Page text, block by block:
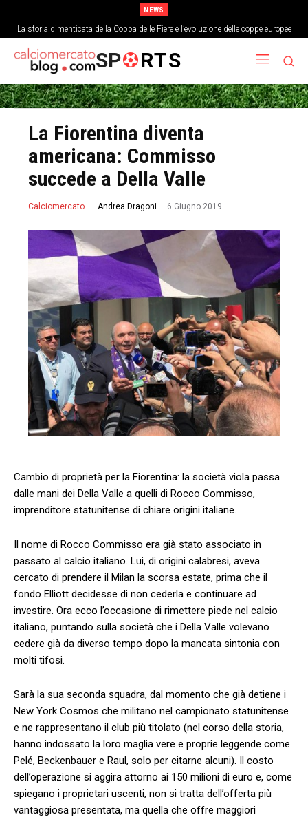
NEWS
La storia dimenticata della Coppa delle Fiere e l’evoluzione delle coppe europee
SP RTS
La Fiorentina diventa
americana: Commisso
succede a Della Valle
Calciomercato Andrea Dragoni 6 Giugno 2019
Cambio di proprietà per la Fiorentina: la società viola passa
dalle mani dei Della Valle a quelli di Rocco Commisso,
imprenditore statunitense di chiare origini italiane.
Il nome di Rocco Commisso era già stato associato in
passato al calcio italiano. Lui, di origini calabresi, aveva
cercato di prendere il Milan la scorsa estate, prima che il
fondo Elliott decidesse di non cederla e continuare ad
investire. Ora ecco l’occasione di rimettere piede nel calcio
italiano, puntando sulla società che i Della Valle volevano
cedere già da diverso tempo dopo la mancata sintonia con
molti tifosi.
Sarà la sua seconda squadra, dal momento che già detiene i
New York Cosmos che militano nel campionato statunitense
e ne rappresentano il club più titolato (nel corso della storia,
hanno indossato la loro maglia vere e proprie leggende come
Pelé, Beckenbauer e Raul, solo per citarne alcuni). Il costo
dell’operazione si aggira attorno ai 150 milioni di euro e, come
spiegano i proprietari uscenti, non si tratta dell’offerta più
vantaggiosa presentata, ma quella che offre maggiori